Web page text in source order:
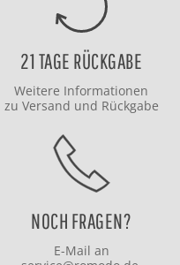
21 TAGE RÜCKGABE
Weitere Informationen
zu Versand und Rückgabe
NOCH FRAGEN?
E-Mail an